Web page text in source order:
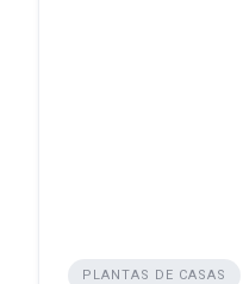
PLANTAS DE CASAS